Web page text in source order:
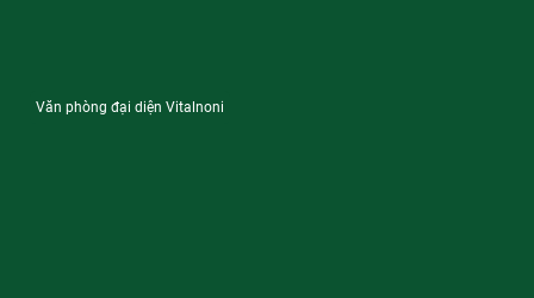
Văn phòng đại diện Vitalnoni